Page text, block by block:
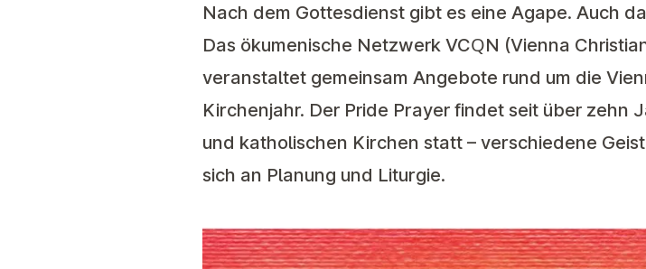
Nach dem Gottesdienst gibt es eine Agape. Auch
Das ökumenische Netzwerk VCQN (Vienna
veranstaltet gemeinsam Angebote rund um die
Kirchenjahr. Der Pride Prayer findet seit über zehn
und katholischen Kirchen statt – verschiedene
sich an Planung und Liturgie.